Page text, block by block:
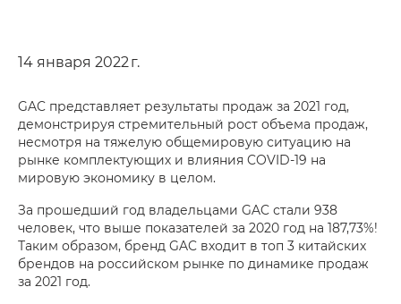
14 января 2022 г.
GAC представляет результаты продаж за 2021 год,
демонстрируя стремительный рост объема продаж,
несмотря на тяжелую общемировую ситуацию на
рынке комплектующих и влияния COVID-19 на
мировую экономику в целом.
За прошедший год владельцами GAC стали 938
человек, что выше показателей за 2020 год на 187,73%!
Таким образом, бренд GAC входит в топ 3 китайских
брендов на российском рынке по динамике продаж
за 2021 год.